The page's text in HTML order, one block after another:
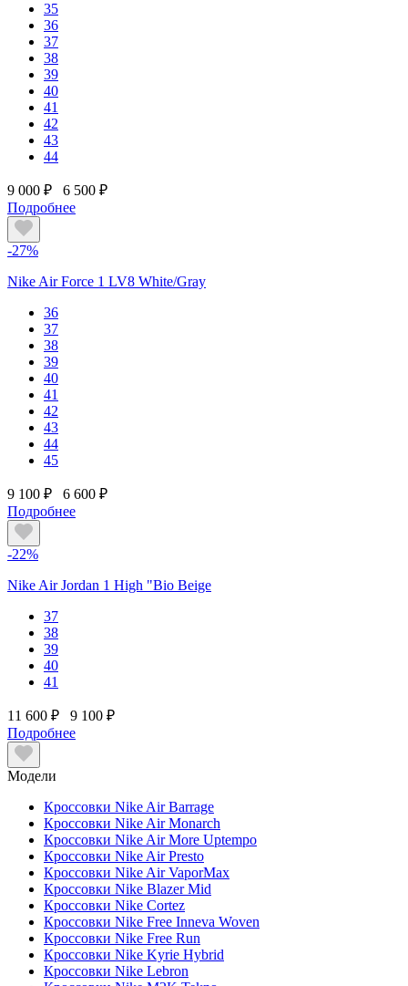
35
36
37
38
39
40
41
42
43
44
9 000 ₽
6 500 ₽
Подробнее
-27%
Nike Air Force 1 LV8 White/Gray
36
37
38
39
40
41
42
43
44
45
9 100 ₽
6 600 ₽
Подробнее
-22%
Nike Air Jordan 1 High "Bio Beige
37
38
39
40
41
11 600 ₽
9 100 ₽
Подробнее
Модели
Кроссовки Nike Air Barrage
Кроссовки Nike Air Monarch
Кроссовки Nike Air More Uptempo
Кроссовки Nike Air Presto
Кроссовки Nike Air VaporMax
Кроссовки Nike Blazer Mid
Кроссовки Nike Cortez
Кроссовки Nike Free Inneva Woven
Кроссовки Nike Free Run
Кроссовки Nike Kyrie Hybrid
Кроссовки Nike Lebron